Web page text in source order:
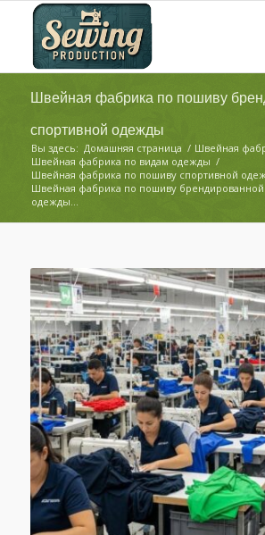
Швейная фабрика по пошиву
спортивной одежды
Вы здесь: Домашняя страница / Швейная
Швейная фабрика по видам одежды /
Швейная фабрика по пошиву спортивной
Швейная фабрика по пошиву брендированной
одежды...